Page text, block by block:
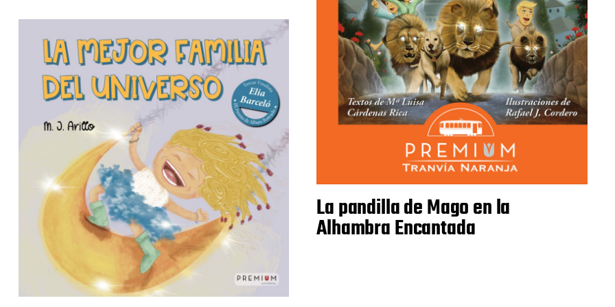
La pandilla de Mago en la
Alhambra Encantada